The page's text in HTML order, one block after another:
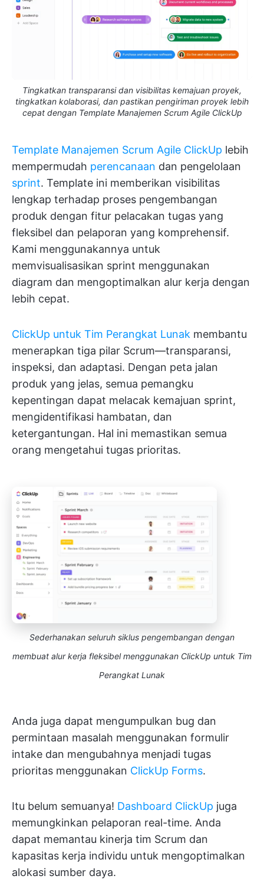
Tingkatkan transparansi dan visibilitas kemajuan proyek,
tingkatkan kolaborasi, dan pastikan pengiriman proyek lebih
cepat dengan Template Manajemen Scrum Agile ClickUp
Template Manajemen Scrum Agile ClickUp lebih
mempermudah perencanaan dan pengelolaan
sprint. Template ini memberikan visibilitas
lengkap terhadap proses pengembangan
produk dengan fitur pelacakan tugas yang
fleksibel dan pelaporan yang komprehensif.
Kami menggunakannya untuk
memvisualisasikan sprint menggunakan
diagram dan mengoptimalkan alur kerja dengan
lebih cepat.
ClickUp untuk Tim Perangkat Lunak membantu
menerapkan tiga pilar Scrum—transparansi,
inspeksi, dan adaptasi. Dengan peta jalan
produk yang jelas, semua pemangku
kepentingan dapat melacak kemajuan sprint,
mengidentifikasi hambatan, dan
ketergantungan. Hal ini memastikan semua
orang mengetahui tugas prioritas.
Sederhanakan seluruh siklus pengembangan dengan
membuat alur kerja fleksibel menggunakan ClickUp untuk Tim
Perangkat Lunak
Anda juga dapat mengumpulkan bug dan
permintaan masalah menggunakan formulir
intake dan mengubahnya menjadi tugas
prioritas menggunakan ClickUp Forms.
Itu belum semuanya! Dashboard ClickUp juga
memungkinkan pelaporan real-time. Anda
dapat memantau kinerja tim Scrum dan
kapasitas kerja individu untuk mengoptimalkan
alokasi sumber daya.